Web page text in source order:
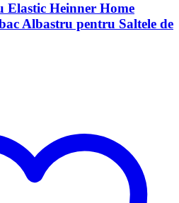
Elastic Heinner Home
Albastru pentru Saltele de